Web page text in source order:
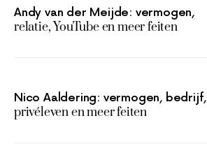
Andy van der Meijde: vermogen,
relatie, YouTube en meer feiten
Nico Aaldering: vermogen, bedrijf,
privéleven en meer feiten